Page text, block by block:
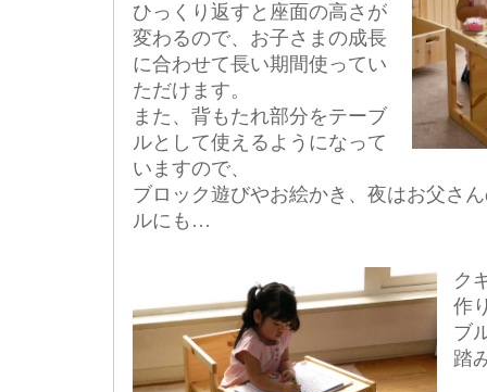
ひっくり返すと座面の高さが
変わるので、お子さまの成長
に合わせて長い期間使ってい
ただけます。
また、背もたれ部分をテーブ
ルとして使えるようになって
いますので、
ブロック遊びやお絵かき、夜はお父さ
ルにも…
ク
作
ブ
踏